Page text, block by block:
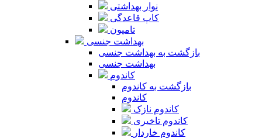
نوار بهداشتی
کاپ قاعدگی
تامپون
بهداشت جنسی
بازگشت به بهداشت جنسی
بهداشت جنسی
کاندوم
بازگشت به کاندوم
کاندوم
کاندوم نازک
کاندوم تاخیری
کاندوم خاردار